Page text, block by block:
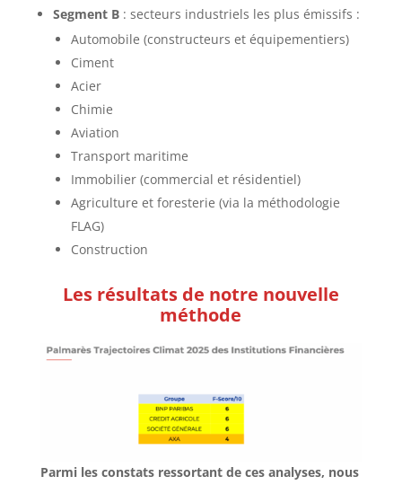
Segment B: secteurs industriels les plus émissifs :
Automobile (constructeurs et équipementiers)
Ciment
Acier
Chimie
Aviation
Transport maritime
Immobilier (commercial et résidentiel)
Agriculture et foresterie (via la méthodologie
FLAG)
Construction
Les résultats de notre nouvelle
méthode
Parmi les constats ressortant de ces analyses, nous